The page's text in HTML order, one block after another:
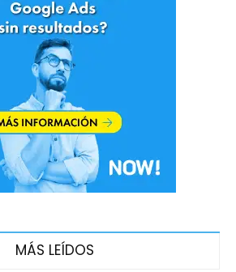
MÁS LEÍDOS